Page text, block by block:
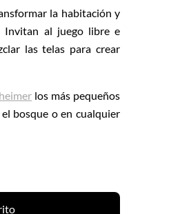
la habitación y
Invitan al juego libre e
las telas para crear
los más pequeños
bosque o en cualquier